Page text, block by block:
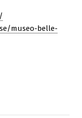
museo-belle-